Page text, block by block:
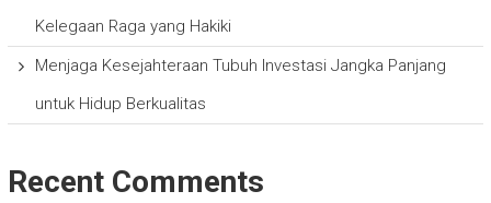
Kelegaan Raga yang Hakiki
Menjaga Kesejahteraan Tubuh Investasi Jangka Panjang
untuk Hidup Berkualitas
Recent Comments